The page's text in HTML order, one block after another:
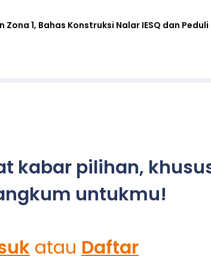
1, Bahas Konstruksi Nalar IESQ dan Peduli
kabar pilihan,
untukmu!
atau Daftar